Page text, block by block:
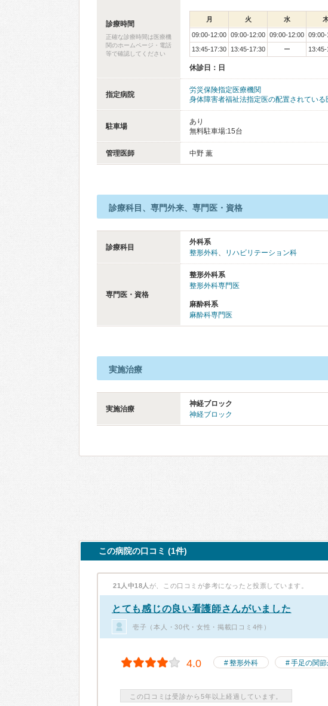
診療時間
正確な診療時間は医療機
関のホームページ・電話
等で確認してください
月 火 水
09:00-12:00 09:00-12:00 09:00-12:00 09:00-
13:45-17:30
13:45-17:30 ー
休診日：日
指定病院
労災保険指定医療機関
身体障害者福祉法指定医の配置されている
駐車場
あり
無料駐車場:15台
管理医師 中野 薫
診療科目、専門外来、専門医・資格
診療科目
外科系
整形外科、 リハビリテーション科
専門医・資格
整形外科系
整形外科専門医
麻酔科系
麻酔科専門医
実施治療
実施治療
神経ブロック
神経ブロック
この病院の口コミ (1件)
21人中18人 が、この口コミが参考になったと投票しています。
とても感じの良い看護師さんがいました
壱子（本人・30代・女性・掲載口コミ4件）
4.0 整形外科 手足の関
この口コミは受診から5年以上経過しています。